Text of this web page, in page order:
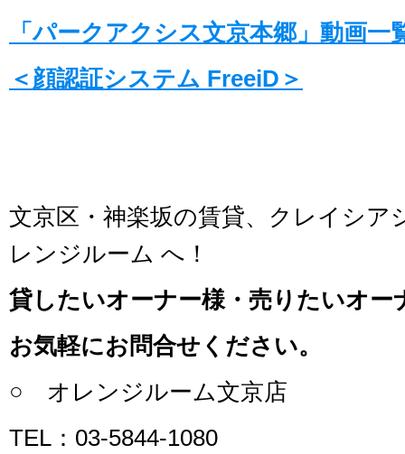
「パークアクシス文京本郷」動画一
＜顔認証システム FreeiD＞
文京区・神楽坂の賃貸、クレイシア
レンジルーム へ！
貸したいオーナー様・売りたいオー
お気軽にお問合せください。
○ オレンジルーム文京店
TEL：03-5844-1080